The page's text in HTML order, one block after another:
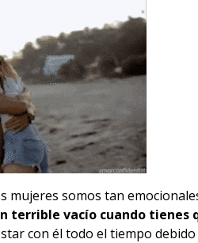
mujeres somos tan
terrible vacío cuando tienes
con él todo el tiempo